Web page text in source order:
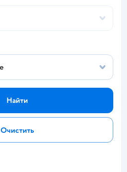
Найти
Очистить